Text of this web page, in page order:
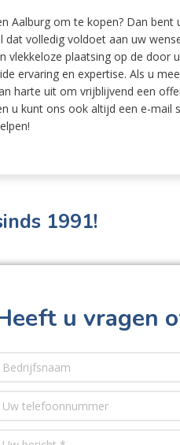
Aalburg om te kopen? Dan
volledig voldoet aan uw
plaatsing op de door
ervaring en expertise. Als u
harte uit om vrijblijvend een
u kunt ons ook altijd een e-mail
1991!
u vragen